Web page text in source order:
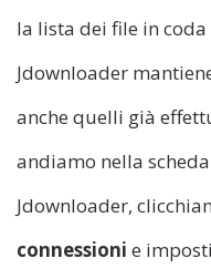
la lista dei file in
Jdownloader
anche quelli già
andiamo nella scheda
Jdownloader,
connessioni e